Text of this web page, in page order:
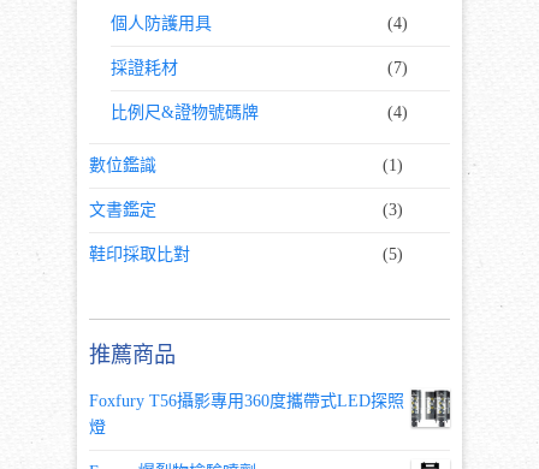
個人防護用具
(4)
採證耗材 (7)
比例尺&證物號碼牌 (4)
數位鑑識 (1)
文書鑑定 (3)
鞋印採取比對 (5)
推薦商品
Foxfury T56攝影專用360度攜帶式LED探照
燈